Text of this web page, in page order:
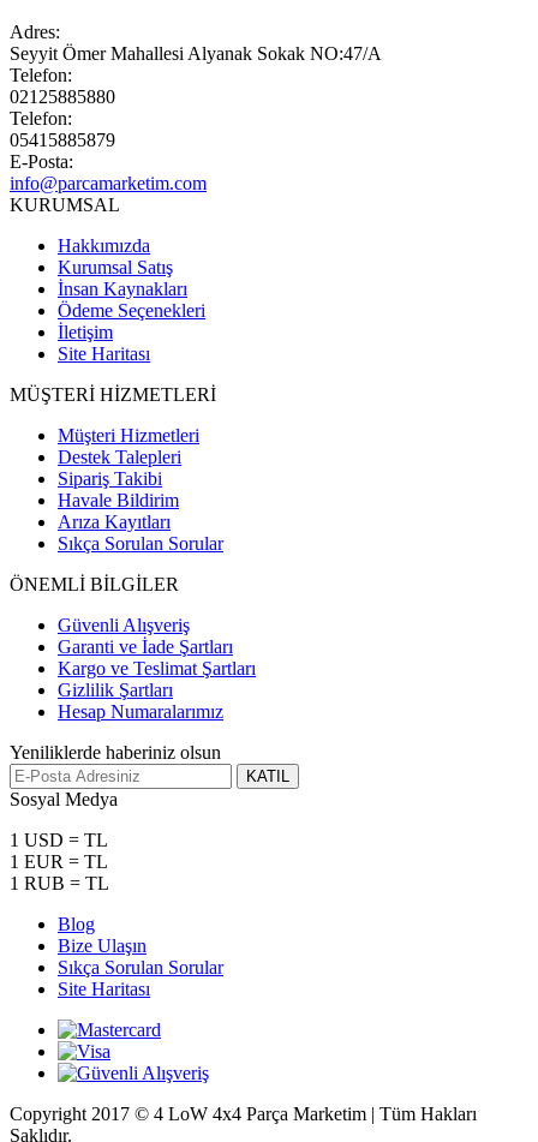
Adres:
Seyyit Ömer Mahallesi Alyanak Sokak NO:47/A
Telefon:
02125885880
Telefon:
05415885879
E-Posta:
info@parcamarketim.com
KURUMSAL
Hakkımızda
Kurumsal Satış
İnsan Kaynakları
Ödeme Seçenekleri
İletişim
Site Haritası
MÜŞTERİ HİZMETLERİ
Müşteri Hizmetleri
Destek Talepleri
Sipariş Takibi
Havale Bildirim
Arıza Kayıtları
Sıkça Sorulan Sorular
ÖNEMLİ BİLGİLER
Güvenli Alışveriş
Garanti ve İade Şartları
Kargo ve Teslimat Şartları
Gizlilik Şartları
Hesap Numaralarımız
Yeniliklerde haberiniz olsun
KATIL
Sosyal Medya
1 USD = TL
1 EUR = TL
1 RUB = TL
Blog
Bize Ulaşın
Sıkça Sorulan Sorular
Site Haritası
Copyright 2017 © 4 LoW 4x4 Parça Marketim | Tüm Hakları
Saklıdır.